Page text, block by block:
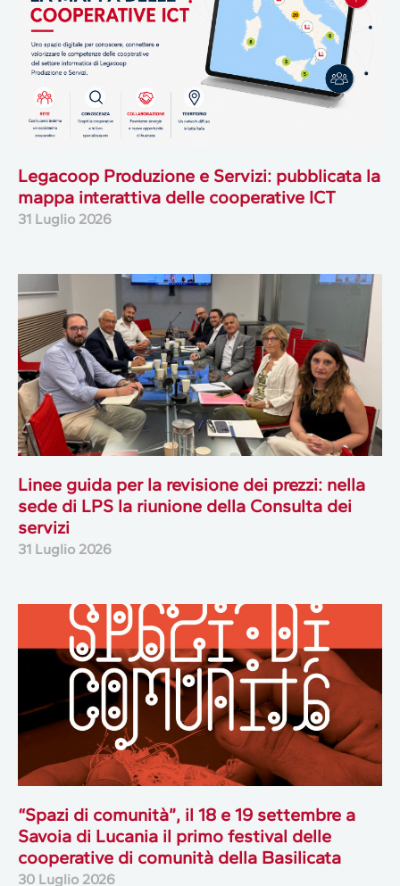
Legacoop Produzione e Servizi: pubblicata la
mappa interattiva delle cooperative ICT
31 Luglio 2026
Linee guida per la revisione dei prezzi: nella
sede di LPS la riunione della Consulta dei
servizi
31 Luglio 2026
“Spazi di comunità”, il 18 e 19 settembre a
Savoia di Lucania il primo festival delle
cooperative di comunità della Basilicata
30 Luglio 2026